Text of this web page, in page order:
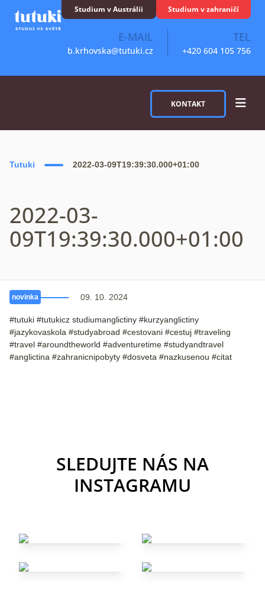
Studium v Austrálii Studium v zahraničí
E-MAIL
b.krhovska@tutuki.cz
TEL
+420 604 105 756
KONTAKT
Tutuki 2022-03-09T19:39:30.000+01:00
2022-03-
09T19:39:30.000+01:00
novinka 09. 10. 2024
#tutuki #tutukicz studiumanglictiny #kurzyanglictiny
#jazykovaskola #studyabroad #cestovani #cestuj #traveling
#travel #aroundtheworld #adventuretime #studyandtravel
#anglictina #zahranicnipobyty #dosveta #nazkusenou #citat
SLEDUJTE NÁS NA
INSTAGRAMU